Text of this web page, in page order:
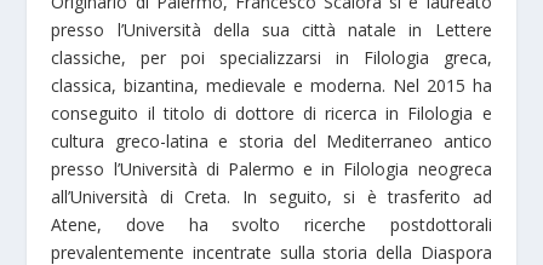
presso l’Università della sua città natale in Lettere
classiche, per poi specializzarsi in Filologia greca,
classica, bizantina, medievale e moderna. Nel 2015 ha
conseguito il titolo di dottore di ricerca in Filologia e
cultura greco-latina e storia del Mediterraneo antico
presso l’Università di Palermo e in Filologia neogreca
all’Università di Creta. In seguito, si è trasferito ad
Atene, dove ha svolto ricerche postdottorali
prevalentemente incentrate sulla storia della Diaspora